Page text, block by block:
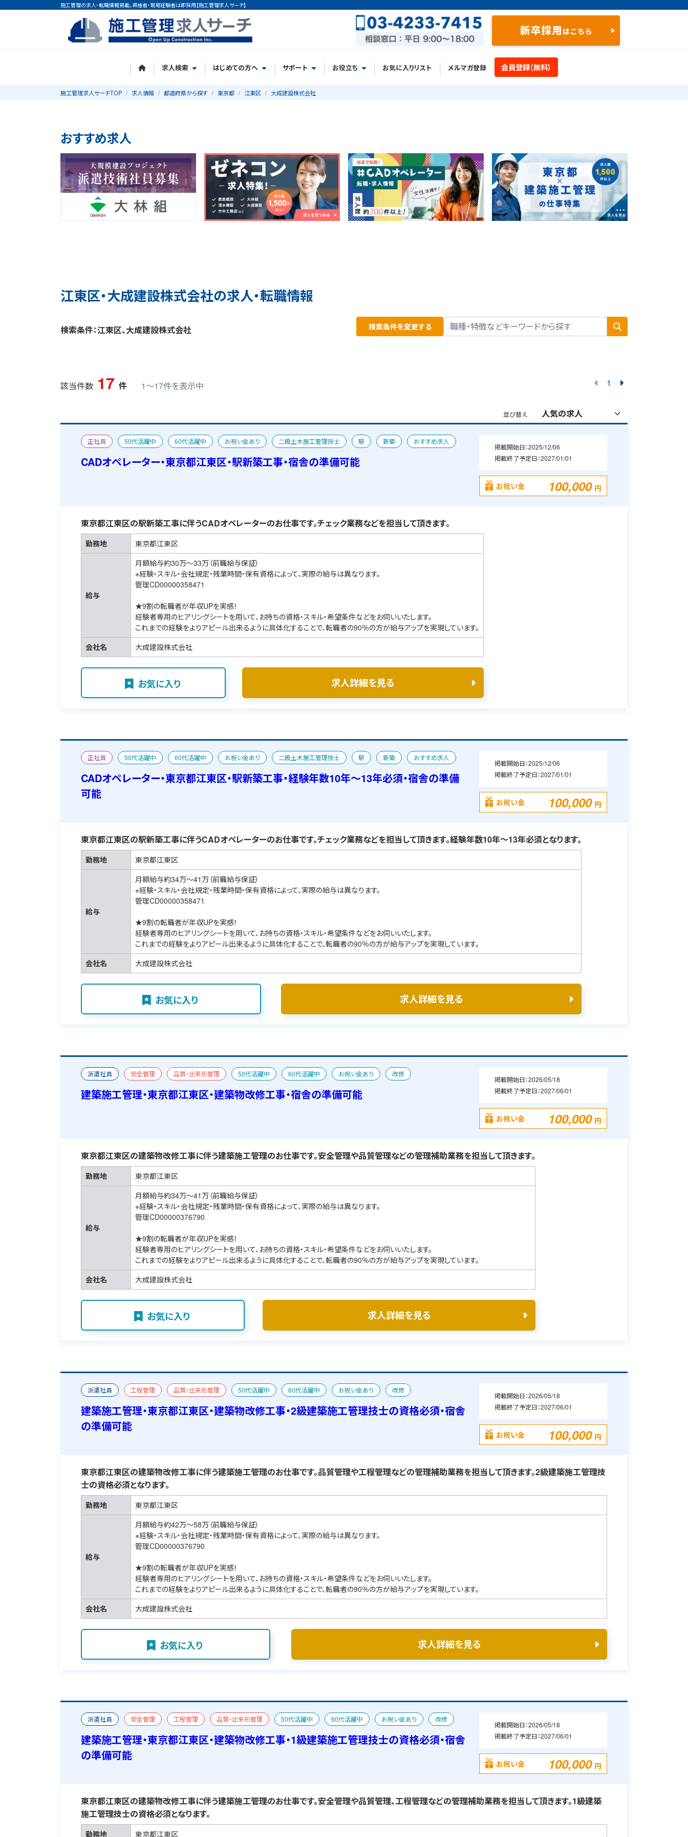
施工管理の求人・転職情報掲載。資格者・現場経験者は即採用【施工管理求人サーチ】
求人検索 はじめての方へ サポート お役立ち お気に入りリスト メルマガ登録 会員登録（無料）
施工管理求人サーチTOP 求人情報 都道府県から探す 東京都 江東区 大成建設株式会社
おすすめ求人
江東区・大成建設株式会社の求人・転職情報
検索条件：江東区、大成建設株式会社 検索条件を変更する
該当件数 17 件 1〜17件を表示中 1
並び替え
正社員 50代活躍中 60代活躍中 お祝い金あり 二級土木施工管理技士 駅 新築
おすすめ求人
CAD求人特集
宿舎あり
CADオペレーター・東京都江東区・駅新築工事・宿舎の準備可能
掲載開始日：2025/12/06
掲載終了予定日：2027/01/01
お祝い金 100,000 円
東京都江東区の駅新築工事に伴うCADオペレーターのお仕事です。チェック業務などを担当して頂きます。
勤務地 東京都江東区
給与
月額給与約30万～33万（前職給与保証）
※経験・スキル・会社規定・残業時間・保有資格によって、実際の給与は異なります。
管理CD00000358471
★9割の転職者が年収UPを実感！
経験者専用のヒアリングシートを用いて、お持ちの資格・スキル・希望条件などをお伺いいたします。
これまでの経験をよりアピール出来るように具体化することで、転職者の90％の方が給与アップを実現しています。
会社名
大成建設株式会社
お気に入り 求人詳細を見る
正社員 50代活躍中 60代活躍中 お祝い金あり 二級土木施工管理技士 駅 新築
おすすめ求人
CAD求人特集
宿舎あり
CADオペレーター・東京都江東区・駅新築工事・経験年数10年～13年必須・宿舎の準備
可能
掲載開始日：2025/12/06
掲載終了予定日：2027/01/01
お祝い金 100,000 円
東京都江東区の駅新築工事に伴うCADオペレーターのお仕事です。チェック業務などを担当して頂きます。経験年数10年～13年必須となります。
勤務地 東京都江東区
給与
月額給与約34万～41万（前職給与保証）
※経験・スキル・会社規定・残業時間・保有資格によって、実際の給与は異なります。
管理CD00000358471
★9割の転職者が年収UPを実感！
経験者専用のヒアリングシートを用いて、お持ちの資格・スキル・希望条件などをお伺いいたします。
これまでの経験をよりアピール出来るように具体化することで、転職者の90％の方が給与アップを実現しています。
会社名
大成建設株式会社
お気に入り 求人詳細を見る
派遣社員 安全管理 品質・出来形管理 50代活躍中 60代活躍中 お祝い金あり
改修
おすすめ求人
宿舎あり
建築施工管理・東京都江東区・建築物改修工事・宿舎の準備可能
掲載開始日：2026/05/18
掲載終了予定日：2027/06/01
お祝い金 100,000 円
東京都江東区の建築物改修工事に伴う建築施工管理のお仕事です。安全管理や品質管理などの管理補助業務を担当して頂きます。
勤務地 東京都江東区
給与
月額給与約34万～41万（前職給与保証）
※経験・スキル・会社規定・残業時間・保有資格によって、実際の給与は異なります。
管理CD00000376790
★9割の転職者が年収UPを実感！
経験者専用のヒアリングシートを用いて、お持ちの資格・スキル・希望条件などをお伺いいたします。
これまでの経験をよりアピール出来るように具体化することで、転職者の90％の方が給与アップを実現しています。
会社名
大成建設株式会社
お気に入り 求人詳細を見る
派遣社員 工程管理 品質・出来形管理 50代活躍中 60代活躍中 お祝い金あり
改修
二級建築施工管理技士
おすすめ求人 宿舎あり
建築施工管理・東京都江東区・建築物改修工事・2級建築施工管理技士の資格必須・宿舎
の準備可能
掲載開始日：2026/05/18
掲載終了予定日：2027/06/01
お祝い金 100,000 円
東京都江東区の建築物改修工事に伴う建築施工管理のお仕事です。品質管理や工程管理などの管理補助業務を担当して頂きます。2級建築施工管理技
士の資格必須となります。
勤務地 東京都江東区
給与
月額給与約42万～58万（前職給与保証）
※経験・スキル・会社規定・残業時間・保有資格によって、実際の給与は異なります。
管理CD00000376790
★9割の転職者が年収UPを実感！
経験者専用のヒアリングシートを用いて、お持ちの資格・スキル・希望条件などをお伺いいたします。
これまでの経験をよりアピール出来るように具体化することで、転職者の90％の方が給与アップを実現しています。
会社名
大成建設株式会社
お気に入り 求人詳細を見る
派遣社員 安全管理 工程管理 品質・出来形管理 50代活躍中 60代活躍中 お祝い金あり
改修
一級建築施工管理技士
おすすめ求人 宿舎あり
建築施工管理・東京都江東区・建築物改修工事・1級建築施工管理技士の資格必須・宿舎
の準備可能
掲載開始日：2026/05/18
掲載終了予定日：2027/06/01
お祝い金 100,000 円
東京都江東区の建築物改修工事に伴う建築施工管理のお仕事です。安全管理や品質管理、工程管理などの管理補助業務を担当して頂きます。1級建築
施工管理技士の資格必須となります。
勤務地 東京都江東区